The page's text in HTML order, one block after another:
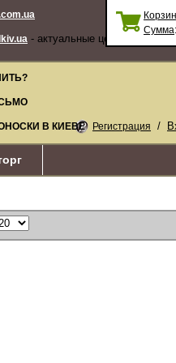
- актуальные цены,
Сумма:
Регистрация /
В КИЕВЕ